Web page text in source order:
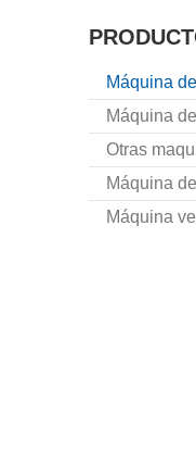
Máquina
Máquina
Otras
Máquina
Máquina